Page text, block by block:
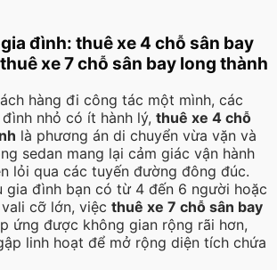
đình: thuê xe 4 chỗ sân bay
xe 7 chỗ sân bay long thành
hàng đi công tác một mình, các
nhỏ có ít hành lý, thuê xe 4 chỗ
là phương án di chuyển vừa vặn và
sedan mang lại cảm giác vận hành
lỏi qua các tuyến đường đông đúc.
gia đình bạn có từ 4 đến 6 người hoặc
cỡ lớn, việc thuê xe 7 chỗ sân bay
ứng được không gian rộng rãi hơn,
linh hoạt để mở rộng diện tích chứa